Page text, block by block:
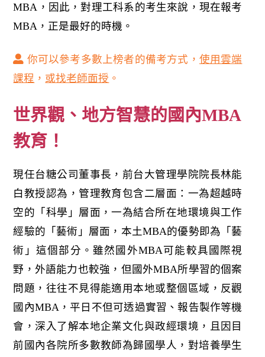
MBA，因此，對理工科系的考生來說，現在報考
MBA，正是最好的時機。
你可以參考多數上榜者的備考方式， 使用雲端
課程 ， 或找老師面授 。
世界觀、地方智慧的國內MBA
教育！
現任台糖公司董事長，前台大管理學院院長林能
白教授認為，管理教育包含二層面：一為超越時
空的「科學」層面，一為結合所在地環境與工作
經驗的「藝術」層面，本土MBA的優勢即為「藝
術」這個部分。雖然國外MBA可能較具國際視
野，外語能力也較強，但國外MBA所學習的個案
問題，往往不見得能適用本地或整個區域，反觀
國內MBA，平日不但可透過實習、報告製作等機
會，深入了解本地企業文化與政經環境，且因目
前國內各院所多數教師為歸國學人，對培養學生